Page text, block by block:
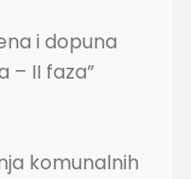
i dopuna
– II faza”
komunalnih